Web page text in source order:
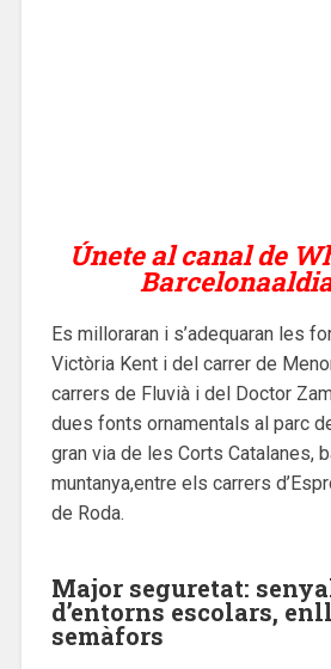
Únete al canal de
Es milloraran i s’adequaran les
Victòria Kent i del carrer de
carrers de Fluvià i del Doctor
dues fonts ornamentals al parc
gran via de les Corts Catalanes,
muntanya,entre els carrers
de Roda.
Major seguretat:
d’entorns escolars,
semàfors